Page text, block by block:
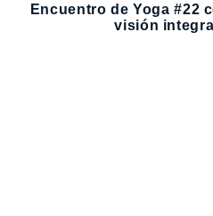
Encuentro de Yoga #22
visión